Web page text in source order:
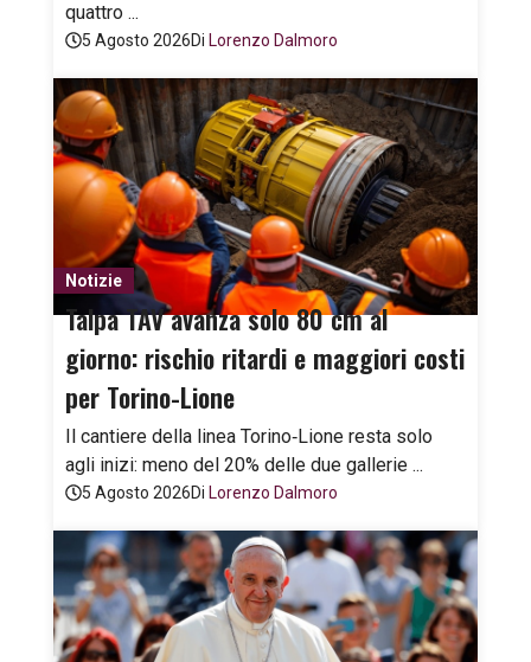
quattro ...
5 Agosto 2026Di Lorenzo Dalmoro
Notizie
Talpa TAV avanza solo 80 cm al
giorno: rischio ritardi e maggiori costi
per Torino-Lione
Il cantiere della linea Torino‑Lione resta solo
agli inizi: meno del 20% delle due gallerie ...
5 Agosto 2026Di Lorenzo Dalmoro